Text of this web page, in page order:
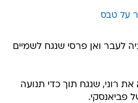
על טבס
הגביה לעבר ואן פרסי שנגח לשמיים
את רוני, שנגח תוך כדי תנועה
פביאנסקי.